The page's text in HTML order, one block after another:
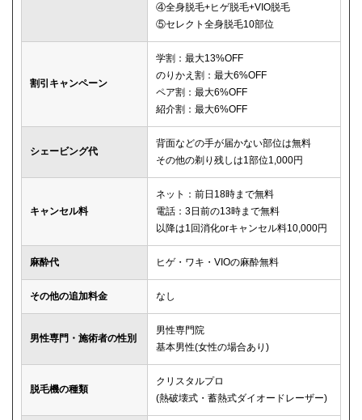
④全身脱毛+ヒゲ脱毛+VIO脱毛
⑤セレクト全身脱毛10部位
割引キャンペーン
学割：最大13%OFF
のりかえ割：最大6%OFF
ペア割：最大6%OFF
紹介割：最大6%OFF
シェービング代
背面などの手が届かない部位は無料
その他の剃り残しは1部位1,000円
キャンセル料
ネット：前日18時まで無料
電話：3日前の13時まで無料
以降は1回消化orキャンセル料10,000円
麻酔代 ヒゲ・ワキ・VIOの麻酔無料
その他の追加料金 なし
男性専門・施術者の性別
男性専門院
基本男性(女性の場合あり)
脱毛機の種類
クリスタルプロ
(熱破壊式・蓄熱式ダイオードレーザー)